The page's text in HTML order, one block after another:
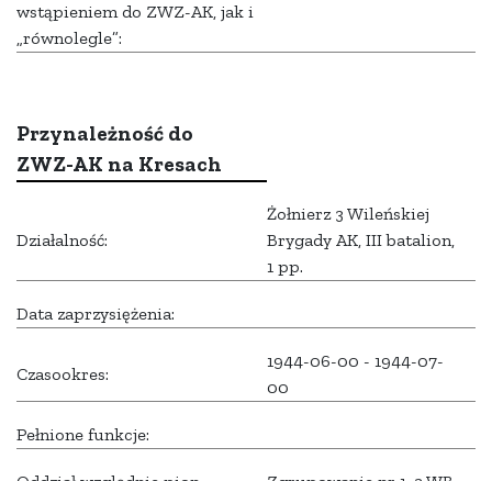
wstąpieniem do ZWZ-AK, jak i
„równolegle”:
Przynależność do
ZWZ-AK na Kresach
Działalność:
Żołnierz 3 Wileńskiej
Brygady AK, III batalion,
1 pp.
Data zaprzysiężenia:
Czasookres:
1944-06-00 - 1944-07-
00
Pełnione funkcje: